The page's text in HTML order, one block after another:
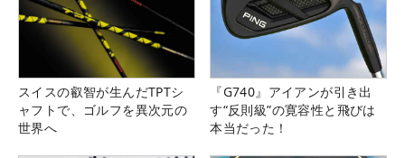
スイスの叡智が生んだTPTシ
ャフトで、ゴルフを異次元の
世界へ
『G740』アイアンが引き出
す“反則級”の寛容性と飛びは
本当だった！